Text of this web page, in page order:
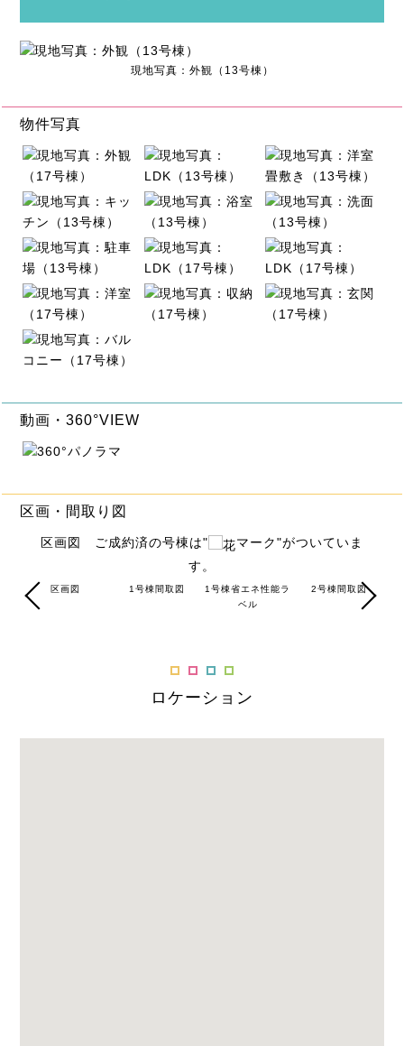
現地写真：外観（13号棟）
区画・間取り図
区画図 ご成約済の号棟は"
マーク"がついていま
す。
区画図 1号棟間取図
1号棟省エネ性能ラ
ベル
2号棟間取図
物件写真
動画・360°VIEW
ロケーション